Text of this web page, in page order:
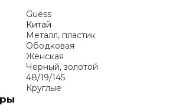
Guess
Китай
Металл, пластик
Ободковая
Женская
Черный, золотой
48/19/145
Круглые